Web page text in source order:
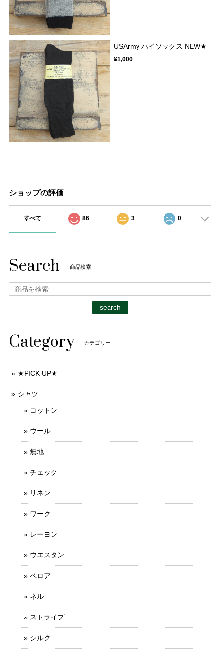
USArmy ハイソックス NEW★
¥1,000
ショップの評価
すべて 86 3 0
Search 商品検索
search
Category カテゴリー
★PICK UP★
シャツ
コットン
ウール
無地
チェック
リネン
ワーク
レーヨン
ウエスタン
ベロア
ネル
ストライプ
シルク